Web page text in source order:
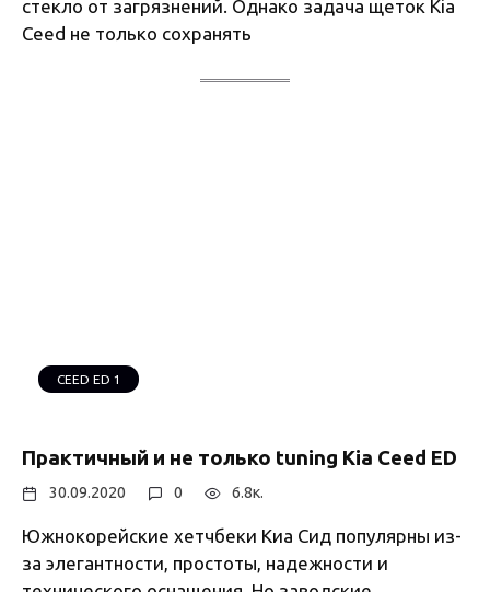
стекло от загрязнений. Однако задача щеток Kia
Ceed не только сохранять
CEED ED 1
Практичный и не только tuning Kia Ceed ED
30.09.2020 0 6.8к.
Южнокорейские хетчбеки Киа Сид популярны из-
за элегантности, простоты, надежности и